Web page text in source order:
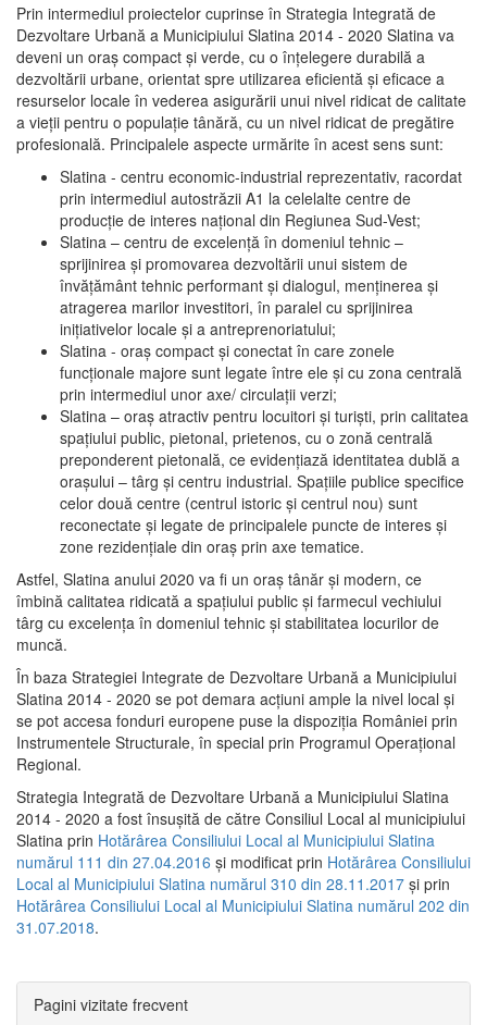
Prin intermediul proiectelor cuprinse în Strategia Integrată de
Dezvoltare Urbană a Municipiului Slatina 2014 - 2020 Slatina va
deveni un oraş compact şi verde, cu o înţelegere durabilă a
dezvoltării urbane, orientat spre utilizarea eficientă şi eficace a
resurselor locale în vederea asigurării unui nivel ridicat de calitate
a vieţii pentru o populaţie tânără, cu un nivel ridicat de pregătire
profesională. Principalele aspecte urmărite în acest sens sunt:
Slatina - centru economic-industrial reprezentativ, racordat
prin intermediul autostrăzii A1 la celelalte centre de
producţie de interes naţional din Regiunea Sud-Vest;
Slatina – centru de excelenţă în domeniul tehnic –
sprijinirea şi promovarea dezvoltării unui sistem de
învăţământ tehnic performant şi dialogul, menţinerea şi
atragerea marilor investitori, în paralel cu sprijinirea
iniţiativelor locale şi a antreprenoriatului;
Slatina - oraş compact şi conectat în care zonele
funcţionale majore sunt legate între ele şi cu zona centrală
prin intermediul unor axe/ circulații verzi;
Slatina – oraş atractiv pentru locuitori şi turişti, prin calitatea
spaţiului public, pietonal, prietenos, cu o zonă centrală
preponderent pietonală, ce evidenţiază identitatea dublă a
oraşului – târg şi centru industrial. Spaţiile publice specifice
celor două centre (centrul istoric şi centrul nou) sunt
reconectate şi legate de principalele puncte de interes şi
zone rezidenţiale din oraş prin axe tematice.
Astfel, Slatina anului 2020 va fi un oraş tânăr şi modern, ce
îmbină calitatea ridicată a spaţiului public şi farmecul vechiului
târg cu excelenţa în domeniul tehnic şi stabilitatea locurilor de
muncă.
În baza Strategiei Integrate de Dezvoltare Urbană a Municipiului
Slatina 2014 - 2020 se pot demara acţiuni ample la nivel local şi
se pot accesa fonduri europene puse la dispoziţia României prin
Instrumentele Structurale, în special prin Programul Operațional
Regional.
Strategia Integrată de Dezvoltare Urbană a Municipiului Slatina
2014 - 2020 a fost însuşită de către Consiliul Local al municipiului
Slatina prin Hotărârea Consiliului Local al Municipiului Slatina
numărul 111 din 27.04.2016 și modificat prin Hotărârea Consiliului
Local al Municipiului Slatina numărul 310 din 28.11.2017 și prin
Hotărârea Consiliului Local al Municipiului Slatina numărul 202 din
31.07.2018.
Pagini vizitate frecvent